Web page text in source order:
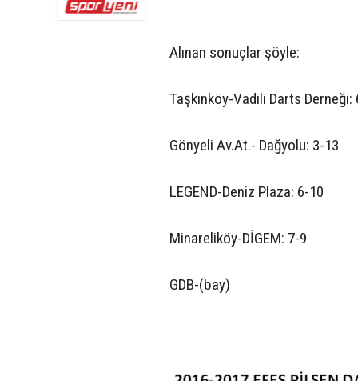
Alınan sonuçlar şöyle:
Taşkınköy-Vadili Darts Derneği:
Gönyeli Av.At.- Dağyolu: 3-13
LEGEND-Deniz Plaza: 6-10
Minareliköy-DİGEM: 7-9
GDB-(bay)